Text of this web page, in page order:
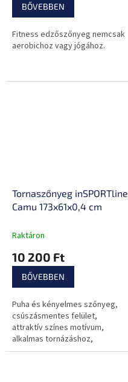
BŐVEBBEN
Fitness edzőszőnyeg nemcsak
aerobichoz vagy jógához.
Tornaszőnyeg inSPORTline
Camu 173x61x0,4 cm
Raktáron
10 200 Ft
BŐVEBBEN
Puha és kényelmes szőnyeg,
csúszásmentes felület,
attraktív színes motívum,
alkalmas tornázáshoz,
aerobichoz, jógához és